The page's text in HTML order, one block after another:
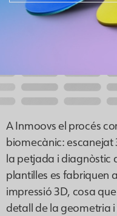
A Inmoovs el procés
biomecànic:
la petjada i diagnòstic
plantilles es fabriquen
impressió 3D, cosa
detall de la geometria